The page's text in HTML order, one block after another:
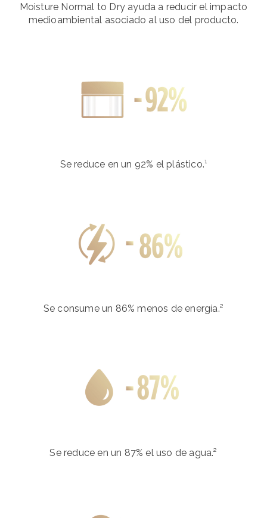
Moisture Normal to Dry ayuda a reducir el impacto
medioambiental asociado al uso del producto.
Se reduce en un 92% el plástico.¹
Se consume un 86% menos de energía.²
Se reduce en un 87% el uso de agua.²